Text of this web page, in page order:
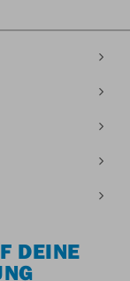
DEINE